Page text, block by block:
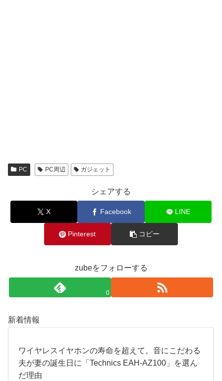
PC PC周辺 ガジェット
シェアする
X Facebook LINE
Pinterest コピー
zubeをフォローする
0
新着情報
​ワイヤレスイヤホンの寿命を超えて。音にこだわる
夫が妻の誕生日に「Technics EAH-AZ100」を選ん
だ理由